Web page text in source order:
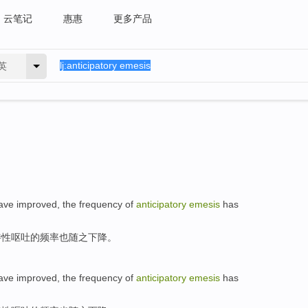
云笔记 惠惠 更多产品
improved the frequency of anticipatory emesis has
呕吐的频率也随之下降。
improved the frequency of anticipatory emesis has